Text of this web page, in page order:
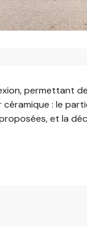
permettant
: le
et la